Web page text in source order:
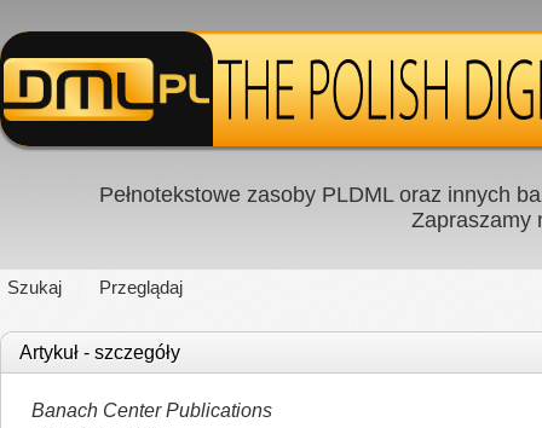
Pełnotekstowe zasoby PLDML oraz innych
Zapraszamy
Szukaj Przeglądaj
Artykuł - szczegóły
Banach Center Publications